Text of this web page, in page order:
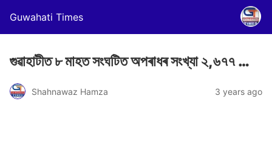
Guwahati Times
গুৱাহাটীত ৮ মাহত সংঘটিত অপৰাধৰ সংখ্যা ২,৬৭৭ …
Shahnawaz Hamza 3 years ago